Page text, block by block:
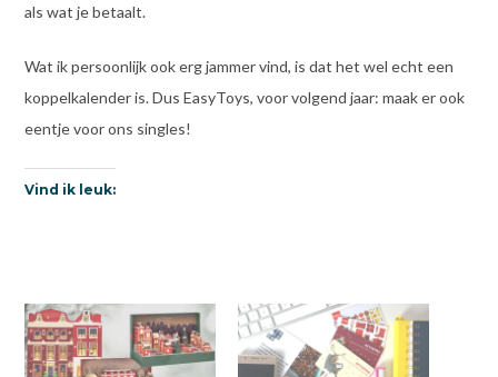
als wat je betaalt.
Wat ik persoonlijk ook erg jammer vind, is dat het wel echt een
koppelkalender is. Dus EasyToys, voor volgend jaar: maak er ook
eentje voor ons singles!
Vind ik leuk: